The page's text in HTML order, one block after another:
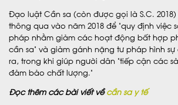
Đạo luật Cần sa (còn được gọi là S.C.
thông qua vào năm 2018 để “quy định việc
pháp nhằm giảm các hoạt động bất hợp
cần sa” và giảm gánh nặng tư pháp hình
ra, trong khi giúp người dân “tiếp cận các
đảm bảo chất lượng.”
Đọc thêm các bài viết vềcần sa y tế